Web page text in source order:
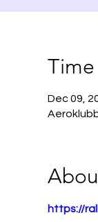
Dec 09,
https://